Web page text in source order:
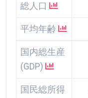
総人口
平均年齢
国内総生産
(GDP)
国民総所得